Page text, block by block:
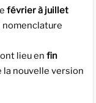
février à juillet
nomenclature
lieu enfin
la nouvelle version